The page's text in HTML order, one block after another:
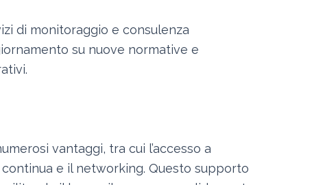
di monitoraggio e consulenza
su nuove normative e
vantaggi, tra cui l’accesso a
e il networking. Questo supporto